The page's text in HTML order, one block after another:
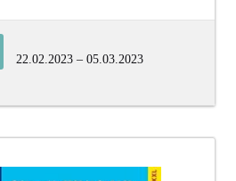
22.02.2023 – 05.03.2023